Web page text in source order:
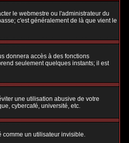
le webmestre ou l'administrateur du
c'est généralement de là que vient le
donnera accès à des fonctions
seulement quelques instants; il est
une utilisation abusive de votre
cybercafé, université, etc.
comme un utilisateur invisible.